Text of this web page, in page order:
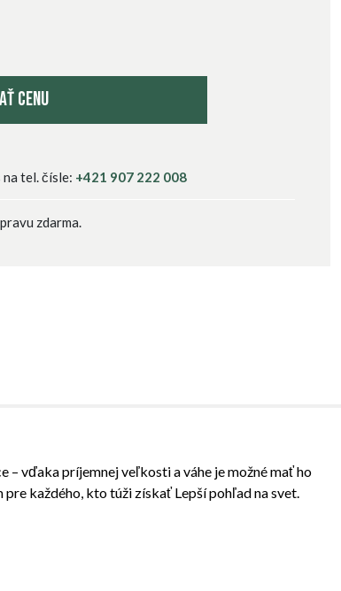
cenu
tel. čísle: +421 907 222 008
zdarma.
vďaka príjemnej veľkosti a váhe je možné mať ho
každého, kto túži získať Lepší pohľad na svet.